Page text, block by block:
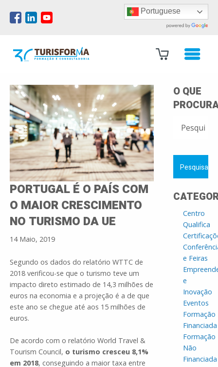
Portuguese
PORTUGAL É O PAÍS COM
O MAIOR CRESCIMENTO
NO TURISMO DA UE
14 Maio, 2019
Segundo os dados do relatório WTTC de
2018 verificou-se que o turismo teve um
impacto direto estimado de 14,3 milhões de
euros na economia e a projeção é a de que
este ano se chegue até aos 15 milhões de
euros.
De acordo com o relatório World Travel &
Tourism Council, o turismo cresceu 8,1%
em 2018, conseguindo a maior taxa entre
O QUE
POR:
Centro
Qualifica
e Feiras
e
Inovação
Eventos
Formação
Financiada
Formação
Não
Financiada